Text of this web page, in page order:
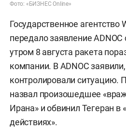
Фото: «БИЗНЕС Online»
Государственное агентство
передало заявление ADNOC
утром 8 августа ракета
компании. В ADNOC
контролировали
назвал произошедшее
Ирана» и обвинил Тегеран в
действиях».